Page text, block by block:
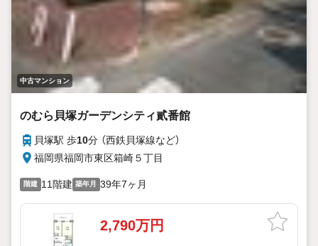
中古マンション
のむら貝塚ガーデンシティ貳番館
貝塚駅 歩10分 （西鉄貝塚線など）
福岡県福岡市東区箱崎５丁目
階建 11階建 築年月 39年7ヶ月
2,790万円